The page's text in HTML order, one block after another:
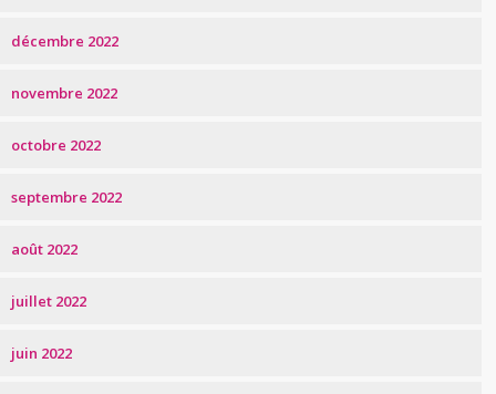
décembre 2022
novembre 2022
octobre 2022
septembre 2022
août 2022
juillet 2022
juin 2022